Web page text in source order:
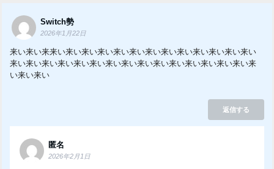
Switch勢
2026年1月22日
来い来い来来い来い来い来い来い来い来い来い来い来い来い来い来い
来い来い来い来い来い来い来い来い来い来い来い来い来い来い来い来
い来い来い
返信する
匿名
2026年2月1日